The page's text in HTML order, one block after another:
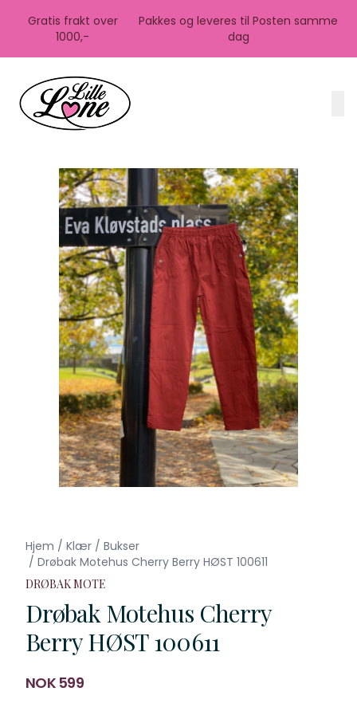
Gratis frakt over
1000,-
Pakkes og leveres til Posten samme
dag
Hjem / Klær / Bukser
/ Drøbak Motehus Cherry Berry HØST 100611
DRØBAK MOTE
Drøbak Motehus Cherry
Berry HØST 100611
Produktdetaljer
NOK 599